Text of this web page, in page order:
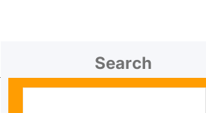
Search